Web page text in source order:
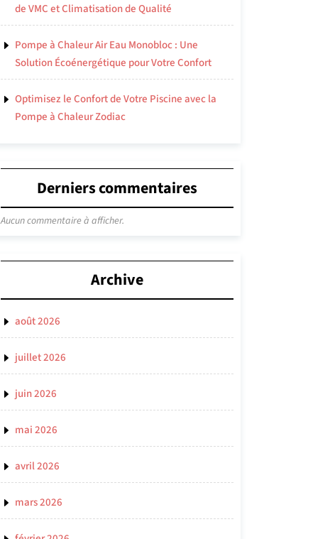
de VMC et Climatisation de Qualité
Pompe à Chaleur Air Eau Monobloc : Une
Solution Écoénergétique pour Votre Confort
Optimisez le Confort de Votre Piscine avec la
Pompe à Chaleur Zodiac
Derniers commentaires
Aucun commentaire à afficher.
Archive
août 2026
juillet 2026
juin 2026
mai 2026
avril 2026
mars 2026